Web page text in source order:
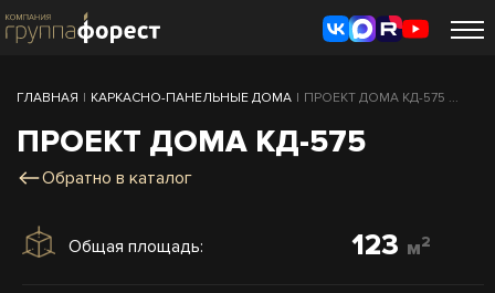
ГЛАВНАЯ | КАРКАСНО-ПАНЕЛЬНЫЕ ДОМА | ПРОЕКТ ДОМА КД-575 ...
ПРОЕКТ ДОМА КД-575
Обратно в каталог
Общая площадь: 123 м2